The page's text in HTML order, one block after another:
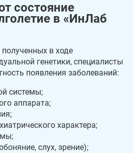
состояние
в «ИнЛаб
в ходе
генетики, специалисты
появления заболеваний:
системы;
аппарата;
характера;
слух, зрение);